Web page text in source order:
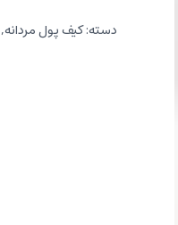
دسته:کیف پول مردانه,